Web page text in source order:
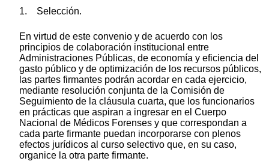
1. Selección.
En virtud de este convenio y de acuerdo con los
principios de colaboración institucional entre
Administraciones Públicas, de economía y eficiencia del
gasto público y de optimización de los recursos públicos,
las partes firmantes podrán acordar en cada ejercicio,
mediante resolución conjunta de la Comisión de
Seguimiento de la cláusula cuarta, que los funcionarios
en prácticas que aspiran a ingresar en el Cuerpo
Nacional de Médicos Forenses y que correspondan a
cada parte firmante puedan incorporarse con plenos
efectos jurídicos al curso selectivo que, en su caso,
organice la otra parte firmante.